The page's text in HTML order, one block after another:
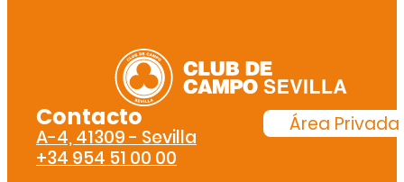
Contacto
A-4, 41309 - Sevilla
+34 954 51 00 00
Área Privada